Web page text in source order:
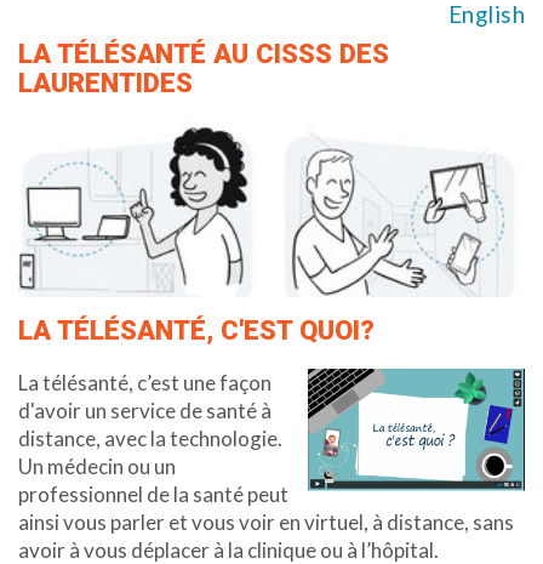
English
LA TÉLÉSANTÉ AU CISSS DES
LAURENTIDES
LA TÉLÉSANTÉ, C'EST QUOI?
La télésanté, c’est une façon
d'avoir un service de santé à
distance, avec la technologie.
Un médecin ou un
professionnel de la santé peut
ainsi vous parler et vous voir en virtuel, à distance, sans
avoir à vous déplacer à la clinique ou à l’hôpital.